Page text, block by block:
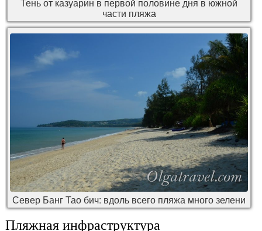
части пляжа
Север Банг Тао бич: вдоль всего пляжа много зелени
Пляжная инфраструктура